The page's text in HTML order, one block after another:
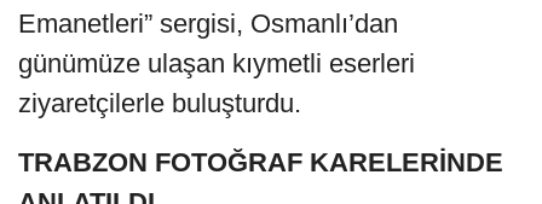
Emanetleri” sergisi, Osmanlı’dan
günümüze ulaşan kıymetli eserleri
ziyaretçilerle buluşturdu.
TRABZON FOTOĞRAF KARELERİNDE